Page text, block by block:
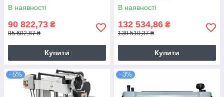
В наявності
90 822,73 ₴
95 602,87 ₴
Купити
В наявності
132 534,86 ₴
139 510,37 ₴
Купити
–5% –3%